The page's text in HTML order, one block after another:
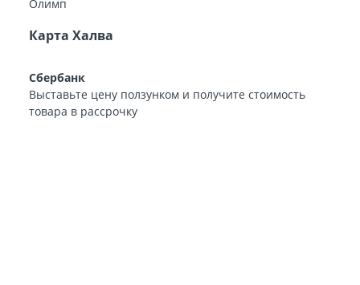
Карта Халва
Сбербанк
Выставьте цену ползунком и получите стоимость
товара в рассрочку